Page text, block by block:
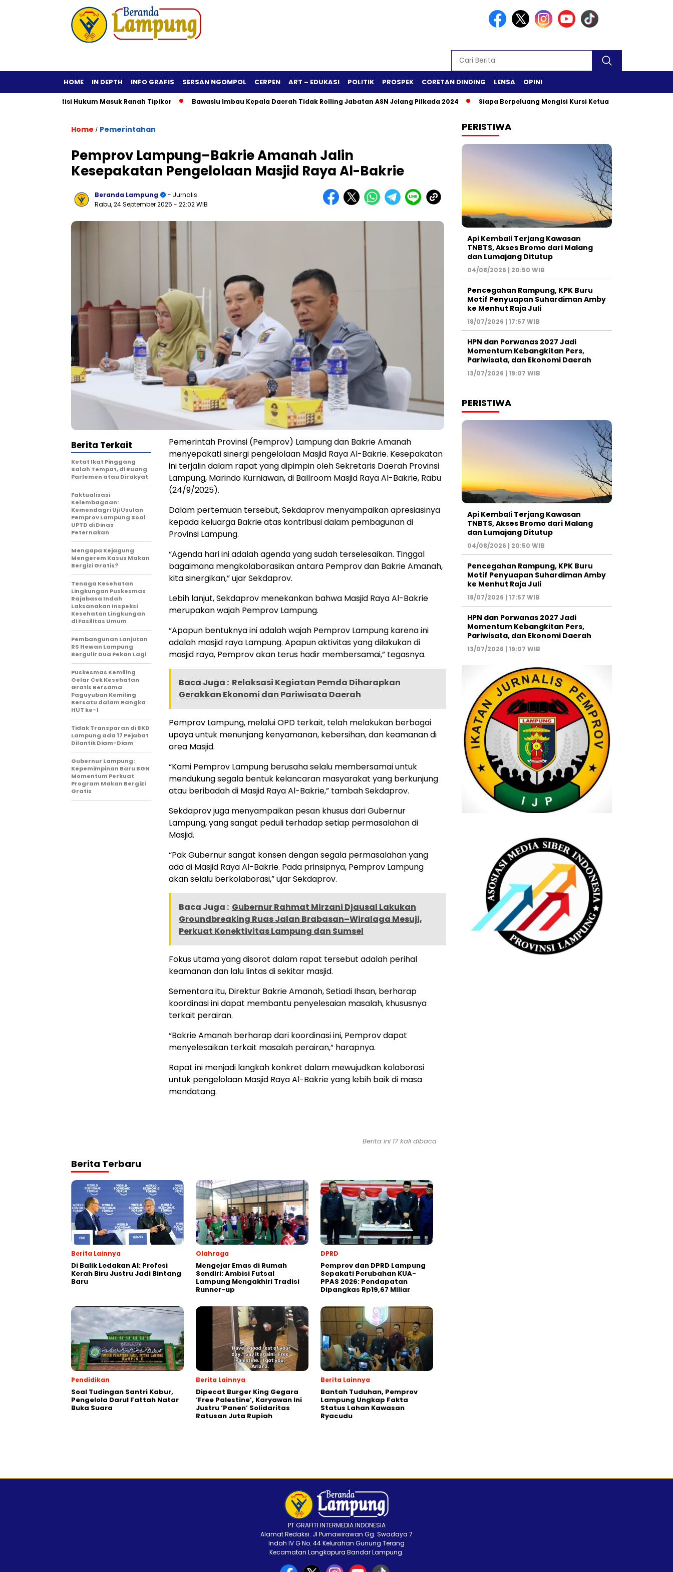
HOME IN DEPTH INFO GRAFIS SERSAN NGOMPOL CERPEN ART – EDUKASI POLITIK PROSPEK CORETAN DINDING LENSA OPINI
Fiktif, Praktisi Hukum Masuk Ranah Tipikor Bawaslu Imbau Kepala Daerah Tidak Rolling Jabatan ASN Jelang Pilkada 2024 Siapa Berpeluang Mengisi Kursi Ketua DPR RI?
Home / Pemerintahan
Pemprov Lampung–Bakrie Amanah Jalin
Kesepakatan Pengelolaan Masjid Raya Al-Bakrie
Beranda Lampung
- Jurnalis
Rabu, 24 September 2025 - 22:02 WIB
Pemerintah Provinsi (Pemprov) Lampung dan Bakrie Amanah
menyepakati sinergi pengelolaan Masjid Raya Al-Bakrie. Kesepakatan
ini terjalin dalam rapat yang dipimpin oleh Sekretaris Daerah Provinsi
Lampung, Marindo Kurniawan, di Ballroom Masjid Raya Al-Bakrie, Rabu
(24/9/2025).
Dalam pertemuan tersebut, Sekdaprov menyampaikan apresiasinya
kepada keluarga Bakrie atas kontribusi dalam pembagunan di
Provinsi Lampung.
“Agenda hari ini adalah agenda yang sudah terselesaikan. Tinggal
bagaimana mengkolaborasikan antara Pemprov dan Bakrie Amanah,
kita sinergikan,” ujar Sekdaprov.
Lebih lanjut, Sekdaprov menekankan bahwa Masjid Raya Al-Bakrie
merupakan wajah Pemprov Lampung.
“Apapun bentuknya ini adalah wajah Pemprov Lampung karena ini
adalah masjid raya Lampung. Apapun aktivitas yang dilakukan di
masjid raya, Pemprov akan terus hadir membersamai,” tegasnya.
Baca Juga : Relaksasi Kegiatan Pemda Diharapkan
Gerakkan Ekonomi dan Pariwisata Daerah
Pemprov Lampung, melalui OPD terkait, telah melakukan berbagai
upaya untuk menunjang kenyamanan, kebersihan, dan keamanan di
area Masjid.
“Kami Pemprov Lampung berusaha selalu membersamai untuk
mendukung segala bentuk kelancaran masyarakat yang berkunjung
atau beribadah di Masjid Raya Al-Bakrie,” tambah Sekdaprov.
Sekdaprov juga menyampaikan pesan khusus dari Gubernur
Lampung, yang sangat peduli terhadap setiap permasalahan di
Masjid.
“Pak Gubernur sangat konsen dengan segala permasalahan yang
ada di Masjid Raya Al-Bakrie. Pada prinsipnya, Pemprov Lampung
akan selalu berkolaborasi,” ujar Sekdaprov.
Baca Juga : Gubernur Rahmat Mirzani Djausal Lakukan
Groundbreaking Ruas Jalan Brabasan–Wiralaga Mesuji,
Perkuat Konektivitas Lampung dan Sumsel
Fokus utama yang disorot dalam rapat tersebut adalah perihal
keamanan dan lalu lintas di sekitar masjid.
Sementara itu, Direktur Bakrie Amanah, Setiadi Ihsan, berharap
koordinasi ini dapat membantu penyelesaian masalah, khususnya
terkait perairan.
“Bakrie Amanah berharap dari koordinasi ini, Pemprov dapat
menyelesaikan terkait masalah perairan,” harapnya.
Rapat ini menjadi langkah konkret dalam mewujudkan kolaborasi
untuk pengelolaan Masjid Raya Al-Bakrie yang lebih baik di masa
mendatang.
Berita Terkait
Ketat Ikat Pinggang
Salah Tempat, di Ruang
Parlemen atau Dirakyat
Faktualisasi
Kelembagaan:
Kemendagri Uji Usulan
Pemprov Lampung Soal
UPTD di Dinas
Peternakan
Mengapa Kejagung
Mengerem Kasus Makan
Bergizi Gratis?
Tenaga Kesehatan
Lingkungan Puskesmas
Rajabasa Indah
Laksanakan Inspeksi
Kesehatan Lingkungan
di Fasilitas Umum
Pembangunan Lanjutan
RS Hewan Lampung
Bergulir Dua Pekan Lagi
Puskesmas Kemiling
Gelar Cek Kesehatan
Gratis Bersama
Paguyuban Kemiling
Bersatu dalam Rangka
HUT ke-1
Tidak Transparan di BKD
Lampung ada 17 Pejabat
Dilantik Diam-Diam
Gubernur Lampung:
Kepemimpinan Baru BGN
Momentum Perkuat
Program Makan Bergizi
Gratis
Berita ini 17 kali dibaca
Berita Terbaru
Berita Lainnya
Di Balik Ledakan AI: Profesi
Kerah Biru Justru Jadi Bintang
Baru
Olahraga
Mengejar Emas di Rumah
Sendiri: Ambisi Futsal
Lampung Mengakhiri Tradisi
Runner-up
DPRD
Pemprov dan DPRD Lampung
Sepakati Perubahan KUA-
PPAS 2026: Pendapatan
Dipangkas Rp19,67 Miliar
Pendidikan
Soal Tudingan Santri Kabur,
Pengelola Darul Fattah Natar
Buka Suara
Berita Lainnya
Dipecat Burger King Gegara
‘Free Palestine’, Karyawan Ini
Justru ‘Panen’ Solidaritas
Ratusan Juta Rupiah
Berita Lainnya
Bantah Tuduhan, Pemprov
Lampung Ungkap Fakta
Status Lahan Kawasan
Ryacudu
PERISTIWA
Api Kembali Terjang Kawasan
TNBTS, Akses Bromo dari Malang
dan Lumajang Ditutup
04/08/2026 | 20:50 WIB
Pencegahan Rampung, KPK Buru
Motif Penyuapan Suhardiman Amby
ke Menhut Raja Juli
18/07/2026 | 17:57 WIB
HPN dan Porwanas 2027 Jadi
Momentum Kebangkitan Pers,
Pariwisata, dan Ekonomi Daerah
13/07/2026 | 19:07 WIB
PERISTIWA
Api Kembali Terjang Kawasan
TNBTS, Akses Bromo dari Malang
dan Lumajang Ditutup
04/08/2026 | 20:50 WIB
Pencegahan Rampung, KPK Buru
Motif Penyuapan Suhardiman Amby
ke Menhut Raja Juli
18/07/2026 | 17:57 WIB
HPN dan Porwanas 2027 Jadi
Momentum Kebangkitan Pers,
Pariwisata, dan Ekonomi Daerah
13/07/2026 | 19:07 WIB
PT GRAFITI INTERMEDIA INDONESIA
Alamat Redaksi: Jl Purnawirawan Gg. Swadaya 7
Indah IV G No. 44 Kelurahan Gunung Terang
Kecamatan Langkapura Bandar Lampung.